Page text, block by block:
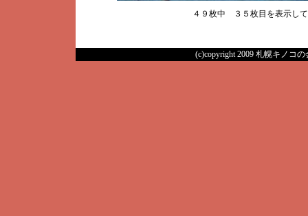
４９枚中 ３５枚目を表示し
(c)copyright 2009 札幌キノコ